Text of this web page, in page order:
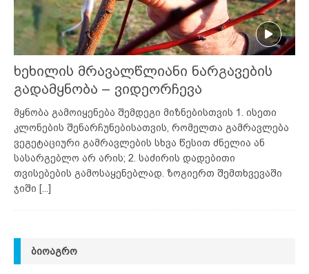
ხეხილის მრავალწლიანი ნარგავების
გადამყნობა – ვიდეორჩევა
მყნობა გამოიყენება შემდეგი მიზნებისთვის 1. ისეთი
კლონების შენარჩუნებისათვის, რომელთა გამრავლება
ვეგეტაციური გამრავლების სხვა წესით ძნელია ან
სასარგებლო არ არის; 2. საძირის დადებითი
თვისებების გამოსაყენებლად. ზოგიერთ შემთხვევაში
ჯიში [...]
ᲑᲘᲝᲐᲒᲠᲝ